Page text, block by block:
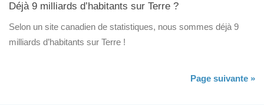
Déjà 9 milliards d’habitants sur Terre ?
Selon un site canadien de statistiques, nous sommes déjà 9
milliards d’habitants sur Terre !
Page suivante »